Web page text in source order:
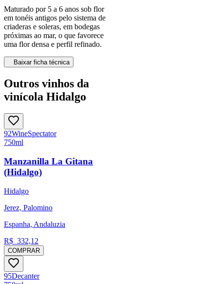
Maturado por 5 a 6 anos sob flor
em tonéis antigos pelo sistema de
criaderas e soleras, em bodegas
próximas ao mar, o que favorece
uma flor densa e perfil refinado.
Baixar ficha técnica
Outros vinhos da
vinícola Hidalgo
92WineSpectator
750ml
Manzanilla La Gitana
(Hidalgo)
Hidalgo
Jerez, Palomino
Espanha, Andaluzia
R$ 332,12
COMPRAR
95Decanter